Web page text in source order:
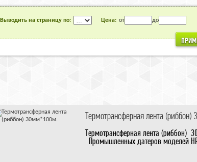
Выводить на страницу по: Цена: от до
Термотрансферная лента
Термотрансферная лента (риббон)
Промышленных датеров моделей